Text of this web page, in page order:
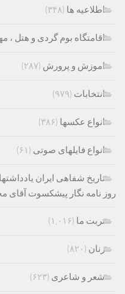
اطلاعیه ها (۳۴۸)
اقامتگاه بوم گردی و هتل ،
اموزش و پرورش (۲۸۷)
انتخابات (۹۷۹)
انواع عکسها (۳۸۶)
انواع فایلهای صوتی (۶۱)
تاریخ شفاهی ایران
روز نامه نگار پیشکسوت آقای
تربت ما (۱,۰۱۶)
زنان (۸۲۰)
شعر و شاعری (۶۲۳)